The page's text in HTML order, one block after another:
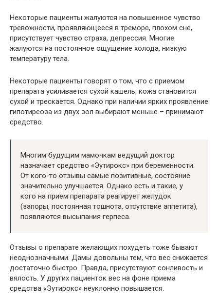
Некоторые пациенты жалуются на повышенное чувство
тревожности, проявляющееся в треморе, плохом сне,
присутствует чувство страха, депрессия. Многие
жалуются на постоянное ощущение холода, низкую
температуру тела.
Некоторые пациенты говорят о том, что с приемом
препарата усиливается сухой кашель, кожа становится
сухой и трескается. Однако при наличии ярких проявление
гипотиреоза из двух зол выбирают меньше – принимают
средство.
Многим будущим мамочкам ведущий доктор
назначает средство «Эутирокс» при беременности.
От кого-то отзывы самые позитивные, состояние
значительно улучшается. Однако есть и такие, у
кого на прием препарата реагирует желудок
(запоры, постоянная тошнота, отсутствие аппетита),
появляются высыпания герпеса.
Отзывы о препарате желающих похудеть тоже бывают
неоднозначными. Дамы довольны тем, что вес снижается
достаточно быстро. Правда, присутствуют сонливость и
вялость. У других пациенток вес на фоне приема
средства «Эутирокс» неуклонно повышается.